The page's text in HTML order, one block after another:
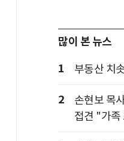
많이 본 뉴스
1
부동산 치
2
손현보 목
접견 "가족